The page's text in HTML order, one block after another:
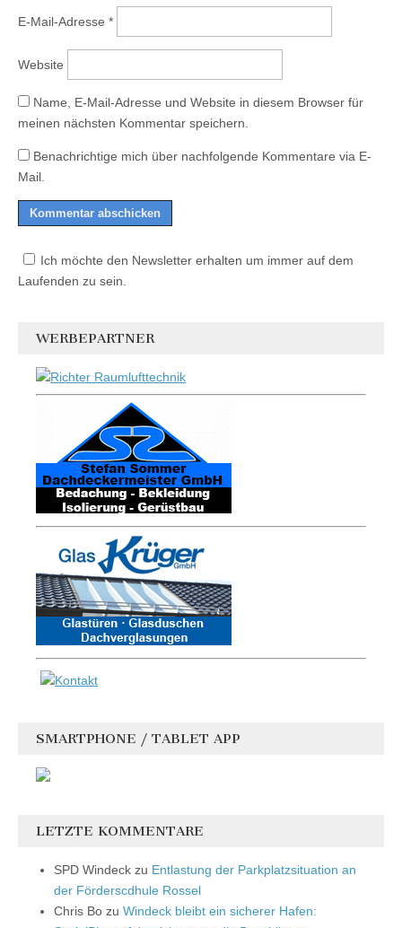
E-Mail-Adresse *
Website
Name, E-Mail-Adresse und Website in diesem Browser für
meinen nächsten Kommentar speichern.
Benachrichtige mich über nachfolgende Kommentare via E-
Mail.
Ich möchte den Newsletter erhalten um immer auf dem
Laufenden zu sein.
WERBEPARTNER
SMARTPHONE / TABLET APP
LETZTE KOMMENTARE
SPD Windeck zu Entlastung der Parkplatzsituation an
der Förderscdhule Rossel
Chris Bo zu Windeck bleibt ein sicherer Hafen: